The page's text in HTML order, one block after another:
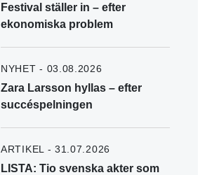
Festival ställer in – efter
ekonomiska problem
NYHET - 03.08.2026
Zara Larsson hyllas – efter
succéspelningen
ARTIKEL - 31.07.2026
LISTA: Tio svenska akter som